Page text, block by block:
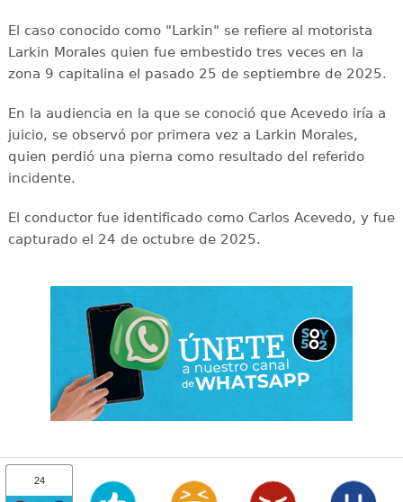
El caso conocido como "Larkin" se refiere al motorista
Larkin Morales quien fue embestido tres veces en la
zona 9 capitalina el pasado 25 de septiembre de 2025.
En la audiencia en la que se conoció que Acevedo iría a
juicio, se observó por primera vez a Larkin Morales,
quien perdió una pierna como resultado del referido
incidente.
El conductor fue identificado como Carlos Acevedo, y fue
capturado el 24 de octubre de 2025.
24